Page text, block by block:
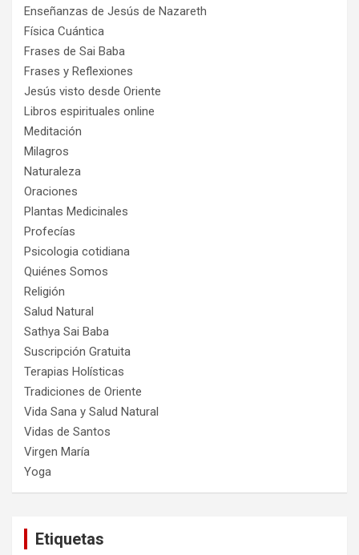
Enseñanzas de Jesús de Nazareth
Física Cuántica
Frases de Sai Baba
Frases y Reflexiones
Jesús visto desde Oriente
Libros espirituales online
Meditación
Milagros
Naturaleza
Oraciones
Plantas Medicinales
Profecías
Psicologia cotidiana
Quiénes Somos
Religión
Salud Natural
Sathya Sai Baba
Suscripción Gratuita
Terapias Holísticas
Tradiciones de Oriente
Vida Sana y Salud Natural
Vidas de Santos
Virgen María
Yoga
Etiquetas